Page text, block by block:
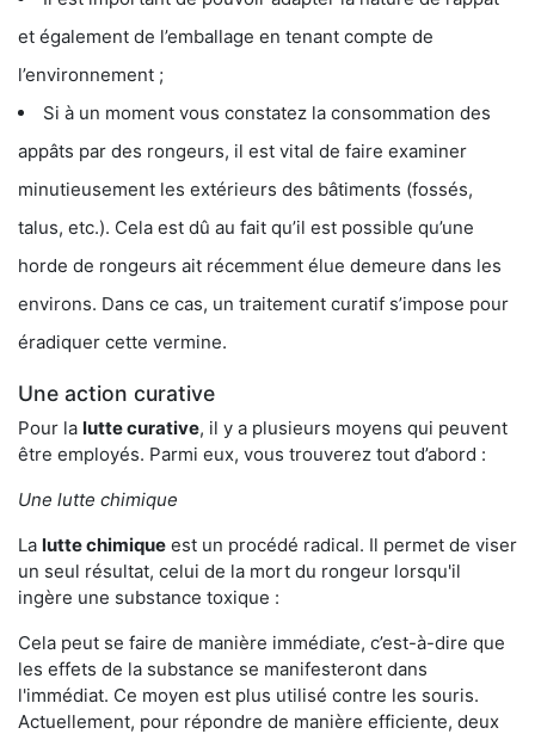
et également de l’emballage en tenant compte de
l’environnement ;
Si à un moment vous constatez la consommation des
appâts par des rongeurs, il est vital de faire examiner
minutieusement les extérieurs des bâtiments (fossés,
talus, etc.). Cela est dû au fait qu’il est possible qu’une
horde de rongeurs ait récemment élue demeure dans les
environs. Dans ce cas, un traitement curatif s’impose pour
éradiquer cette vermine.
Une action curative
Pour la lutte curative, il y a plusieurs moyens qui peuvent
être employés. Parmi eux, vous trouverez tout d’abord :
Une lutte chimique
La lutte chimique est un procédé radical. Il permet de viser
un seul résultat, celui de la mort du rongeur lorsqu'il
ingère une substance toxique :
Cela peut se faire de manière immédiate, c’est-à-dire que
les effets de la substance se manifesteront dans
l'immédiat. Ce moyen est plus utilisé contre les souris.
Actuellement, pour répondre de manière efficiente, deux